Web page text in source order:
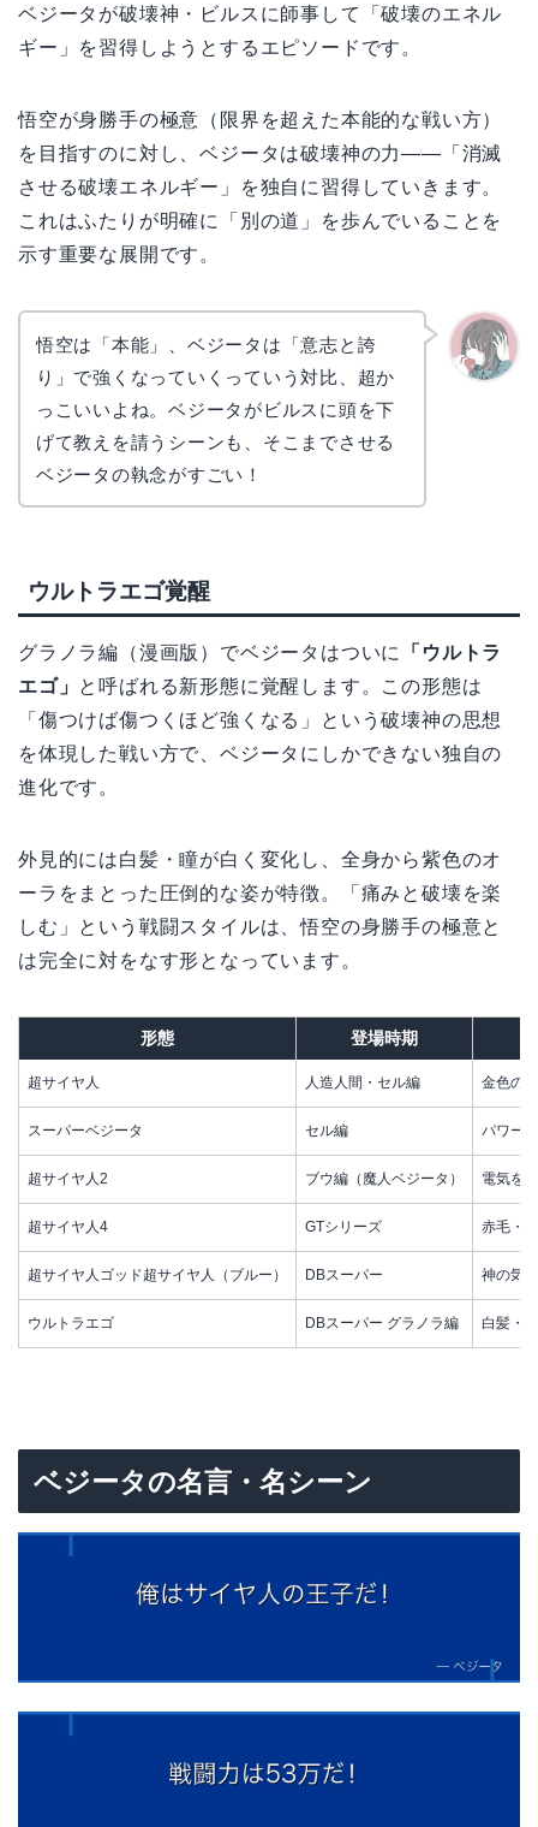
ベジータが破壊神・ビルスに師事して「破壊のエネル
ギー」を習得しようとするエピソードです。
悟空が身勝手の極意（限界を超えた本能的な戦い方）
を目指すのに対し、ベジータは破壊神の力——「消滅
させる破壊エネルギー」を独自に習得していきます。
これはふたりが明確に「別の道」を歩んでいることを
示す重要な展開です。
悟空は「本能」、ベジータは「意志と誇
り」で強くなっていくっていう対比、超か
っこいいよね。ベジータがビルスに頭を下
げて教えを請うシーンも、そこまでさせる
ベジータの執念がすごい！
ウルトラエゴ覚醒
グラノラ編（漫画版）でベジータはついに
「ウルトラ
エゴ」 と呼ばれる新形態に覚醒します。この形態は
「傷つけば傷つくほど強くなる」という破壊神の思想
を体現した戦い方で、ベジータにしかできない独自の
進化です。
外見的には白髪・瞳が白く変化し、全身から紫色のオ
ーラをまとった圧倒的な姿が特徴。「痛みと破壊を楽
しむ」という戦闘スタイルは、悟空の身勝手の極意と
は完全に対をなす形となっています。
形態 登場時期
超サイヤ人 人造人間・セル編 金色の
スーパーベジータ セル編 パワー
超サイヤ人2 ブウ編（魔人ベジータ） 電気を
超サイヤ人4 GTシリーズ 赤毛・
超サイヤ人ゴッド超サイヤ人（ブルー） DBスーパー 神の気
ウルトラエゴ DBスーパー グラノラ編 白髪・
ベジータの名言・名シーン